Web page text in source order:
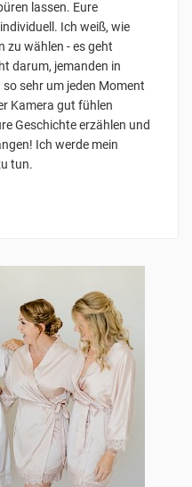
lassen. Eure
Ich weiß, wie
zu wählen - es geht
darum, jemanden in
sehr um jeden Moment
Kamera gut fühlen
Geschichte erzählen und
Ich werde mein
tun.